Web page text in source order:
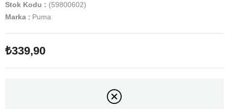
Stok Kodu
(59800602)
Marka : Puma
₺339,90